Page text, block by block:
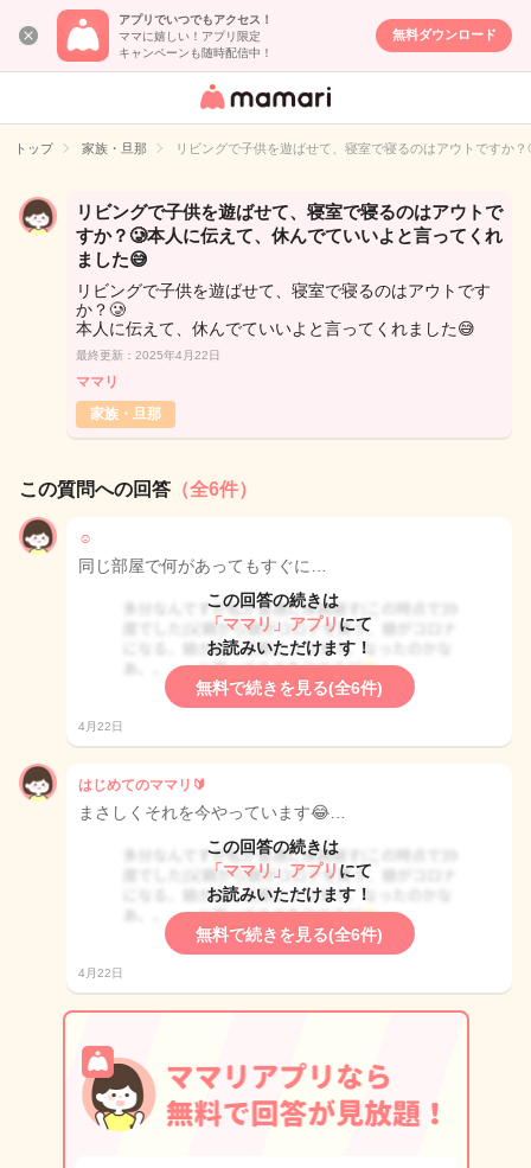
アプリでいつでもアクセス！
ママに嬉しい！アプリ限定
キャンペーンも随時配信中！
無料ダウンロード
女性専用匿名QA
イト
トップ 家族・旦那 リビングで子供を遊ばせて、寝室で寝るのはアウトですか
リビングで子供を遊ばせて、寝室で寝るのはアウトで
すか？🥲本人に伝えて、休んでていいよと言ってくれ
ました😅
リビングで子供を遊ばせて、寝室で寝るのはアウトです
か？🥲
本人に伝えて、休んでていいよと言ってくれました😅
最終更新：2025年4月22日
ママリ
家族・旦那
この質問への回答 （全6件）
☺︎
同じ部屋で何があってもすぐに…
この回答の続きは
「ママリ」アプリ にて
お読みいただけます！
無料で続きを見る(全6件)
4月22日
はじめてのママリ🔰
まさしくそれを今やっています😂…
この回答の続きは
「ママリ」アプリ にて
お読みいただけます！
無料で続きを見る(全6件)
4月22日